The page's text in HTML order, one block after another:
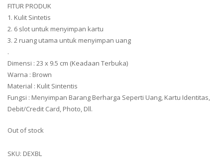
FITUR PRODUK
1. Kulit Sintetis
2. 6 slot untuk menyimpan kartu
3. 2 ruang utama untuk menyimpan uang
.
Dimensi : 23 x 9.5 cm (Keadaan Terbuka)
Warna : Brown
Material : Kulit Sintentis
Fungsi : Menyimpan Barang Berharga Seperti Uang, Kartu Identitas,
Debit/Credit Card, Photo, Dll.
Out of stock
SKU: DEXBL